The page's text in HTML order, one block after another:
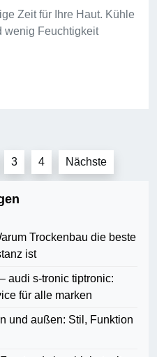
Zeit für Ihre Haut. Kühle
wenig Feuchtigkeit
3 4 Nächste
Trockenbau die beste
ist
audi s-tronic tiptronic:
für alle marken
und außen: Stil, Funktion